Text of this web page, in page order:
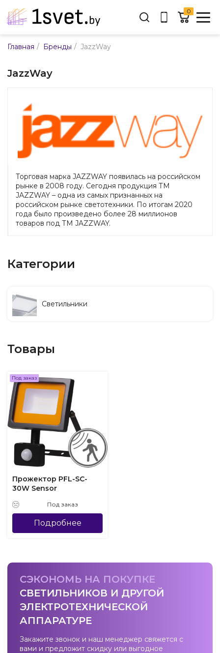
Адрес:
ул. Каменногорская, 45
+375(29) 361-04-00
0
Главная / Бренды / JazzWay
JazzWay
Торговая марка JAZZWAY появилась на российском
рынке в 2008 году. Сегодня продукция ТМ
JAZZWAY – одна из самых признанных на
российском рынке светотехники. По итогам 2020
года было произведено более 28 миллионов
товаров под ТМ JAZZWAY.
Категории
Светильники
Товары
Под заказ
Прожектор PFL-SC-
30W Sensor
Под заказ
Подробнее
СЭКОНОМЬ НА ПОКУПКЕ
СВЕТИЛЬНИКОВ И ДРУГОЙ
ЭЛЕКТРОТЕХНИЧЕСКОЙ
АППАРАТУРЕ
Закажите звонок и наш менеджер свяжется с
вами и предложит скидку или выгодное